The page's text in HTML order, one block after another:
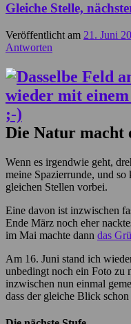
Gleiche Stelle,
Veröffentlicht am 21. Juni
Antworten
Die Natur macht
Wenn es irgendwie geht,
meine Spazierrunde, und
gleichen Stellen vorbei.
Eine davon ist inzwischen
Ende März noch eher
im Mai machte dann das
Am 16. Juni stand ich
unbedingt noch ein Foto zu
inzwischen nun einmal
dass der gleiche Blick